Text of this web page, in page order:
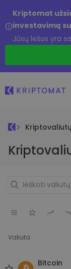
Kriptomat
investavimą
Jūsų lėšos yra
Valiuta
Bitcoin